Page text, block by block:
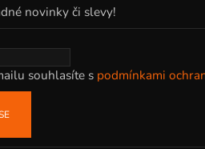
novinky či slevy!
souhlasíte s podmínkami